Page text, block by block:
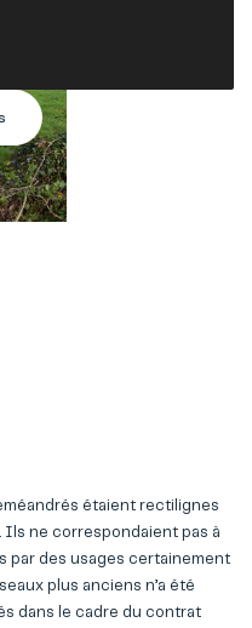
étaient rectilignes
ne correspondaient pas à
par des usages certainement
plus anciens n’a été
dans le cadre du contrat